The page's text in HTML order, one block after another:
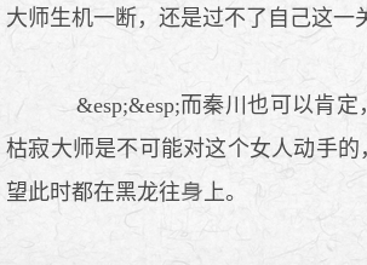
大师生机一断，还是过不了自己这一
&esp;&esp;而秦川也可以肯定
枯寂大师是不可能对这个女人动手的
望此时都在黑龙往
上。